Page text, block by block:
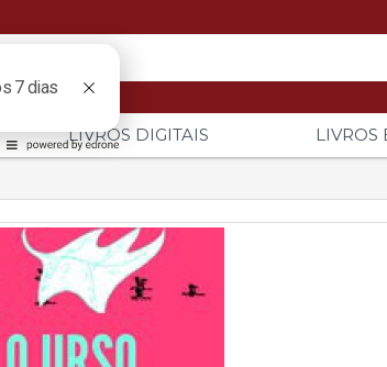
LIVROS DIGITAIS LIVROS